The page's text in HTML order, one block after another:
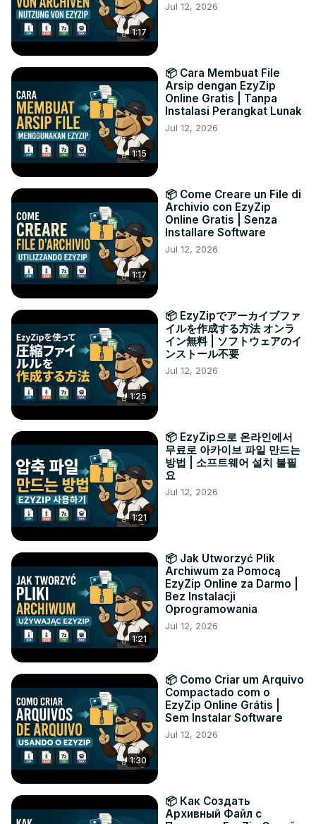
1:17
Jul 12, 2026
1:15
📦 Cara Membuat File
Arsip dengan EzyZip
Online Gratis | Tanpa
Instalasi Perangkat Lunak
Jul 12, 2026
1:17
📦 Come Creare un File di
Archivio con EzyZip
Online Gratis | Senza
Installare Software
Jul 12, 2026
1:25
📦 EzyZipでアーカイブファ
イルを作成する方法 オンラ
イン無料 | ソフトウェアのイ
ンストール不要
Jul 12, 2026
1:21
📦 EzyZip으로 온라인에서
무료로 아카이브 파일 만드는
방법 | 소프트웨어 설치 불필
요
Jul 12, 2026
1:21
📦 Jak Utworzyć Plik
Archiwum za Pomocą
EzyZip Online za Darmo |
Bez Instalacji
Oprogramowania
Jul 12, 2026
1:30
📦 Como Criar um Arquivo
Compactado com o
EzyZip Online Grátis |
Sem Instalar Software
Jul 12, 2026
📦 Как Создать
Архивный Файл с